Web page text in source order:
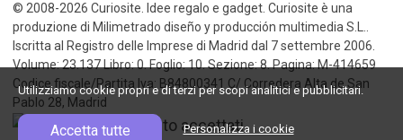
© 2008-2026 Curiosite. Idee regalo e gadget. Curiosite è una
produzione di Milimetrado diseño y producción multimedia S.L..
Iscritta al Registro delle Imprese di Madrid dal 7 settembre 2006.
Volume: 23.137 Libro: 0. Foglio: 10. Sezione: 8. Pagina: M-414659
Codice fiscale/Partita Iva: B84800341 C/ Corredera Alta de San
Pablo 28, Madrid
Utilizziamo cookie propri e di terzi per scopi analitici e pubblicitari.
Accetta tutte Personalizza i cookie